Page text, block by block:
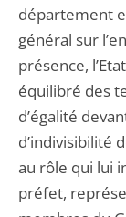
département
général sur
présence,
équilibré des
d’égalité
d’indivisibilité
au rôle qui lui
préfet,